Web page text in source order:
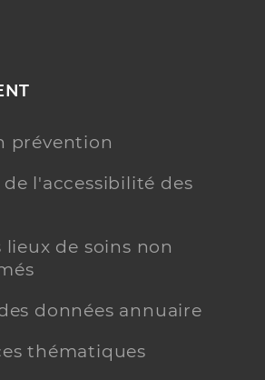
prévention
l'accessibilité des
lieux de soins non
données annuaire
thématiques